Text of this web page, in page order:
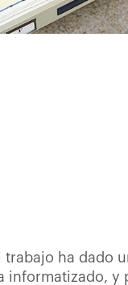
trabajo ha dado
informatizado, y